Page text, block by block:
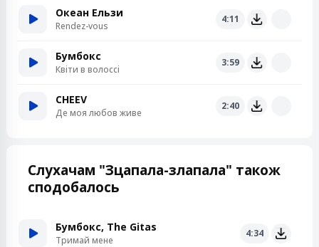
Океан Ельзи
Rendez-vous
4:11
Бумбокс
Квiти в волоссi
3:59
CHEEV
Де моя любов живе
2:40
Слухачам "Зцапала-злапала" також
сподобалось
Бумбокс, The Gitas
Тримай мене
4:34